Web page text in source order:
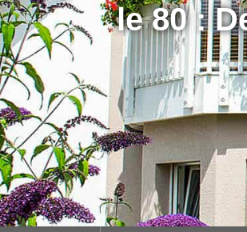
le 80 :